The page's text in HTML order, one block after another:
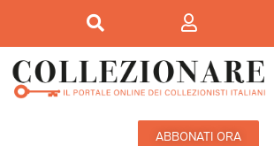
ABBONATI ORA